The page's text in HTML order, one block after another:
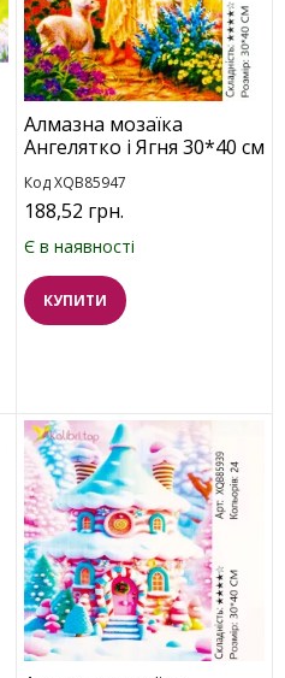
Алмазна мозаїка
Ангелятко і Ягня 30*40 см
Код XQB85947
188,52 грн.
Є в наявності
КУПИТИ